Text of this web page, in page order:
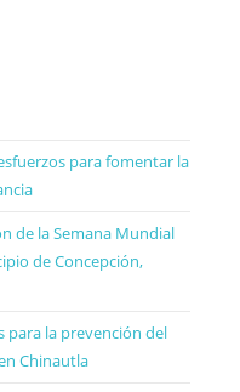
para fomentar la
de la Semana Mundial
de Concepción,
para la prevención del
Chinautla